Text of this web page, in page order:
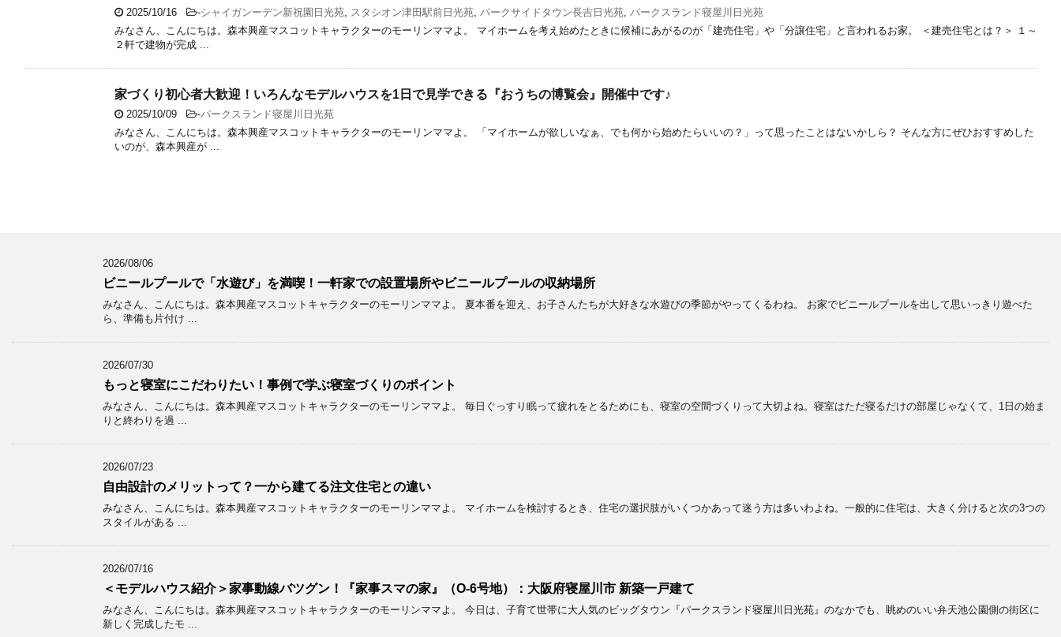
2025/10/16 -シャイガンーデン新祝園日光苑, スタシオン津田駅前日光苑, パークサイドタウン長吉日光苑, パークスランド寝屋川日光苑
みなさん、こんにちは。森本興産マスコットキャラクターのモーリンママよ。 マイホームを考え始めたときに候補にあがるのが「建売住宅」や「分譲住宅」と言われるお家。 ＜建売住宅とは？＞ １～
２軒で建物が完成 ...
家づくり初心者大歓迎！いろんなモデルハウスを1日で見学できる『おうちの博覧会』開催中です♪
2025/10/09 -パークスランド寝屋川日光苑
みなさん、こんにちは。森本興産マスコットキャラクターのモーリンママよ。 「マイホームが欲しいなぁ、でも何から始めたらいいの？」って思ったことはないかしら？ そんな方にぜひおすすめした
いのが、森本興産が ...
2026/08/06
ビニールプールで「水遊び」を満喫！一軒家での設置場所やビニールプールの収納場所
みなさん、こんにちは。森本興産マスコットキャラクターのモーリンママよ。 夏本番を迎え、お子さんたちが大好きな水遊びの季節がやってくるわね。 お家でビニールプールを出して思いっきり遊べた
ら、準備も片付け ...
2026/07/30
もっと寝室にこだわりたい！事例で学ぶ寝室づくりのポイント
みなさん、こんにちは。森本興産マスコットキャラクターのモーリンママよ。 毎日ぐっすり眠って疲れをとるためにも、寝室の空間づくりって大切よね。寝室はただ寝るだけの部屋じゃなくて、1日の始ま
りと終わりを過 ...
2026/07/23
自由設計のメリットって？一から建てる注文住宅との違い
みなさん、こんにちは。森本興産マスコットキャラクターのモーリンママよ。 マイホームを検討するとき、住宅の選択肢がいくつかあって迷う方は多いわよね。一般的に住宅は、大きく分けると次の3つの
スタイルがある ...
2026/07/16
＜モデルハウス紹介＞家事動線バツグン！『家事スマの家』（O-6号地）：大阪府寝屋川市 新築一戸建て
みなさん、こんにちは。森本興産マスコットキャラクターのモーリンママよ。 今日は、子育て世帯に大人気のビッグタウン『パークスランド寝屋川日光苑』のなかでも、眺めのいい弁天池公園側の街区に
新しく完成したモ ...